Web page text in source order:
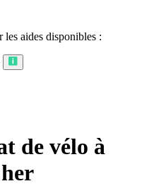
les aides disponibles :
de vélo à